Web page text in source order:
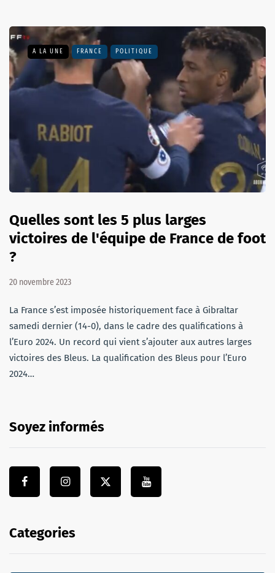
A LA UNE FRANCE POLITIQUE
Quelles sont les 5 plus larges
victoires de l'équipe de France de foot
?
20 novembre 2023
La France s’est imposée historiquement face à Gibraltar
samedi dernier (14-0), dans le cadre des qualifications à
l’Euro 2024. Un record qui vient s’ajouter aux autres larges
victoires des Bleus. La qualification des Bleus pour l’Euro
2024…
Soyez informés
Categories